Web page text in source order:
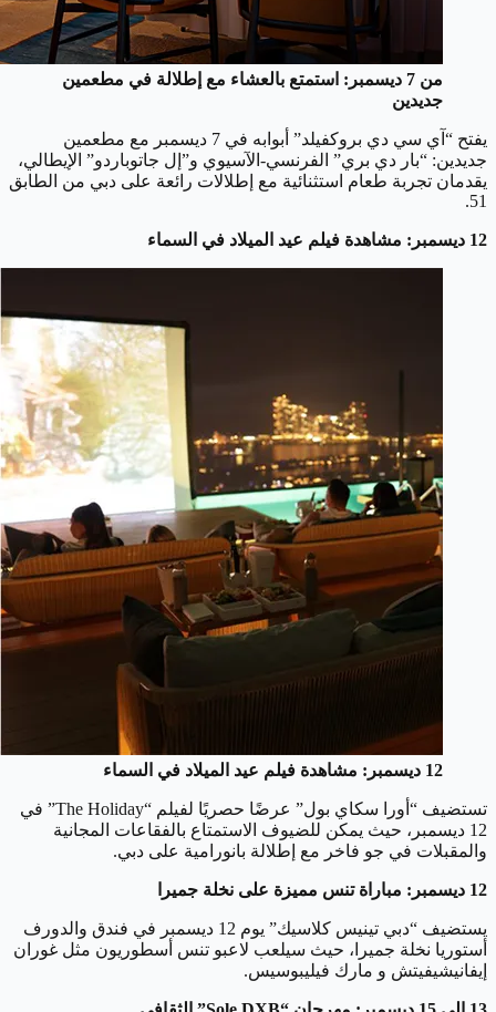
من 7 ديسمبر: استمتع بالعشاء مع إطلالة في مطعمين
جديدين
يفتح “آي سي دي بروكفيلد” أبوابه في 7 ديسمبر مع مطعمين
جديدين: “بار دي بري” الفرنسي-الآسيوي و”إل جاتوباردو” الإيطالي،
يقدمان تجربة طعام استثنائية مع إطلالات رائعة على دبي من الطابق
51.
12 ديسمبر: مشاهدة فيلم عيد الميلاد في السماء
12 ديسمبر: مشاهدة فيلم عيد الميلاد في السماء
تستضيف “أورا سكاي بول” عرضًا حصريًا لفيلم “The Holiday” في
12 ديسمبر، حيث يمكن للضيوف الاستمتاع بالفقاعات المجانية
والمقبلات في جو فاخر مع إطلالة بانورامية على دبي.
12 ديسمبر: مباراة تنس مميزة على نخلة جميرا
يستضيف “دبي تينيس كلاسيك” يوم 12 ديسمبر في فندق والدورف
أستوريا نخلة جميرا، حيث سيلعب لاعبو تنس أسطوريون مثل غوران
إيفانيشيفيتش و مارك فيليبوسيس.